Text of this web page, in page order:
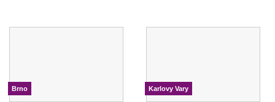
Brno Karlovy Vary